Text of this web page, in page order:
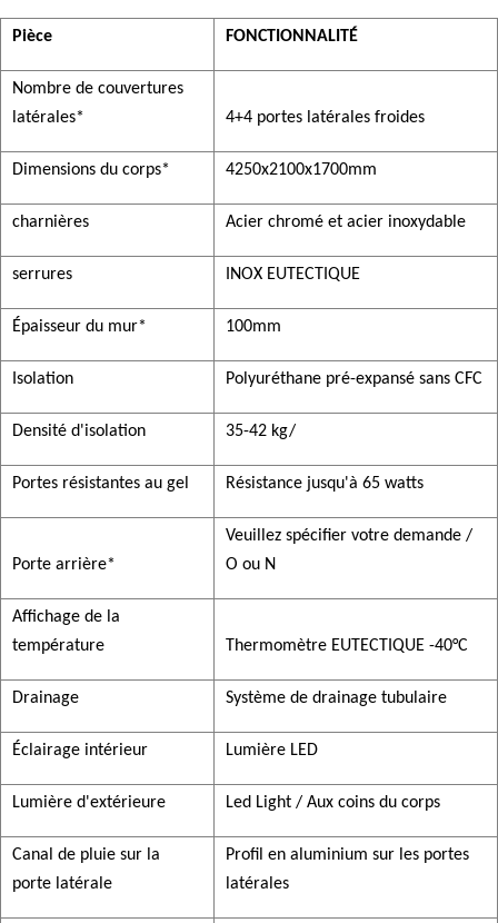
Pièce FONCTIONNALITÉ
Nombre de couvertures
latérales*
4+4 portes latérales froides
Dimensions du corps* 4250x2100x1700mm
charnières Acier chromé et acier inoxydable
serrures INOX EUTECTIQUE
Épaisseur du mur* 100mm
Isolation Polyuréthane pré-expansé sans CFC
Densité d'isolation 35-42 kg/
Portes résistantes au gel Résistance jusqu'à 65 watts
Porte arrière*
Veuillez spécifier votre demande /
O ou N
Affichage de la
température
Thermomètre EUTECTIQUE -40°C
Drainage Système de drainage tubulaire
Éclairage intérieur Lumière LED
Lumière d'extérieure Led Light / Aux coins du corps
Canal de pluie sur la
porte latérale
Profil en aluminium sur les portes
latérales